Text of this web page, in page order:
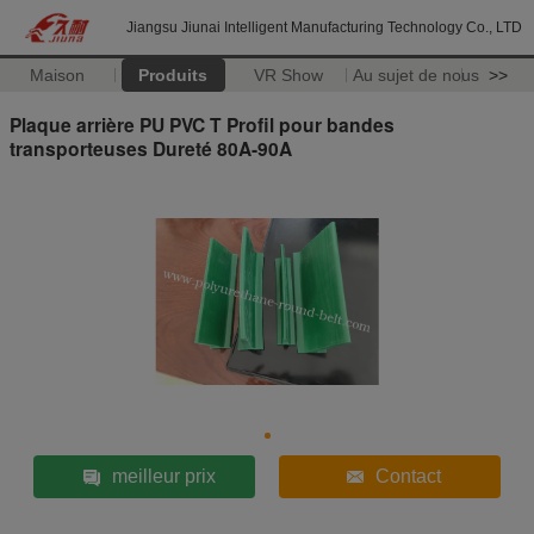
Jiangsu Jiunai Intelligent Manufacturing Technology Co., LTD
Maison Produits VR Show Au sujet de nous >>
Plaque arrière PU PVC T Profil pour bandes
transporteuses Dureté 80A-90A
meilleur prix Contact